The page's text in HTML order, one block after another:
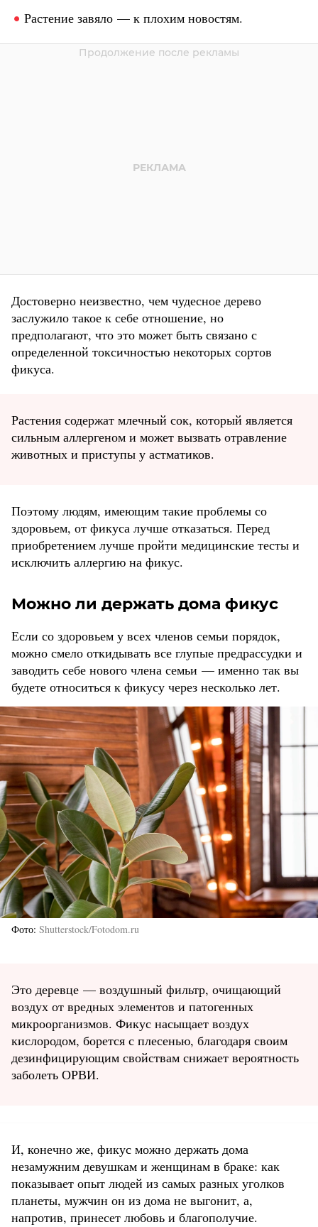
Растение завяло — к плохим новостям.
Достоверно неизвестно, чем чудесное дерево
заслужило такое к себе отношение, но
предполагают, что это может быть связано с
определенной токсичностью некоторых сортов
фикуса.
Растения содержат млечный сок, который является
сильным аллергеном и может вызвать отравление
животных и приступы у астматиков.
Поэтому людям, имеющим такие проблемы со
здоровьем, от фикуса лучше отказаться. Перед
приобретением лучше пройти медицинские тесты и
исключить аллергию на фикус.
Можно ли держать дома фикус
Если со здоровьем у всех членов семьи порядок,
можно смело откидывать все глупые предрассудки и
заводить себе нового члена семьи — именно так вы
будете относиться к фикусу через несколько лет.
Фото Shutterstock/Fotodom.ru
Это деревце — воздушный фильтр, очищающий
воздух от вредных элементов и патогенных
микроорганизмов. Фикус насыщает воздух
кислородом, борется с плесенью, благодаря своим
дезинфицирующим свойствам снижает вероятность
заболеть ОРВИ.
И, конечно же, фикус можно держать дома
незамужним девушкам и женщинам в браке: как
показывает опыт людей из самых разных уголков
планеты, мужчин он из дома не выгонит, а,
напротив, принесет любовь и благополучие.